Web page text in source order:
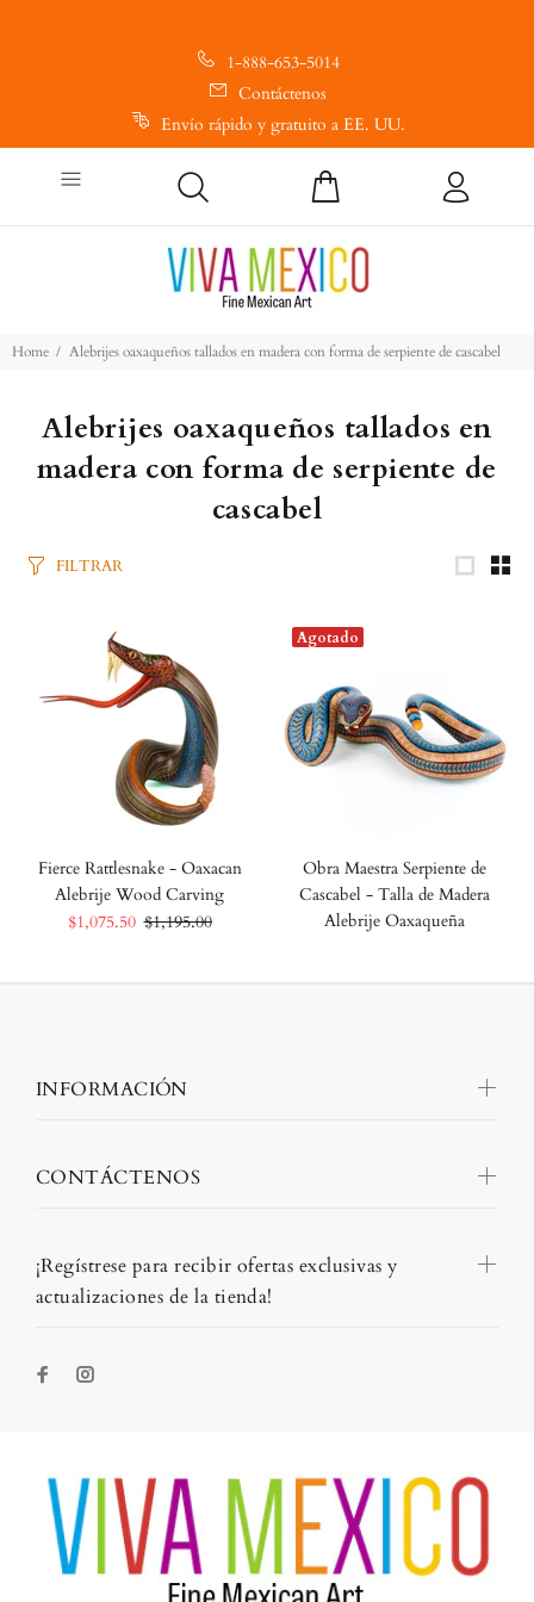
1-888-653-5014
Contáctenos
Envío rápido y gratuito a EE. UU.
Home Alebrijes oaxaqueños tallados en madera con forma de serpiente de cascabel
Alebrijes oaxaqueños tallados en
madera con forma de serpiente de
cascabel
FILTRAR
Fierce Rattlesnake - Oaxacan
Alebrije Wood Carving
$1,075.50 $1,195.00
Agotado
Obra Maestra Serpiente de
Cascabel - Talla de Madera
Alebrije Oaxaqueña
¡Regístrese para recibir ofertas exclusivas y
actualizaciones de la tienda!
INFORMACIÓN
CONTÁCTENOS